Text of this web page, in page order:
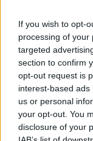
If you wish to opt-
processing of your
targeted
section to confirm
opt-out request is
interest-based
us or personal
your opt-out. You
disclosure of your
Az Apple ismét
vitte a prímet,
Giga
A Redmi a hónap
érkezhet a Turbo 4 Pro